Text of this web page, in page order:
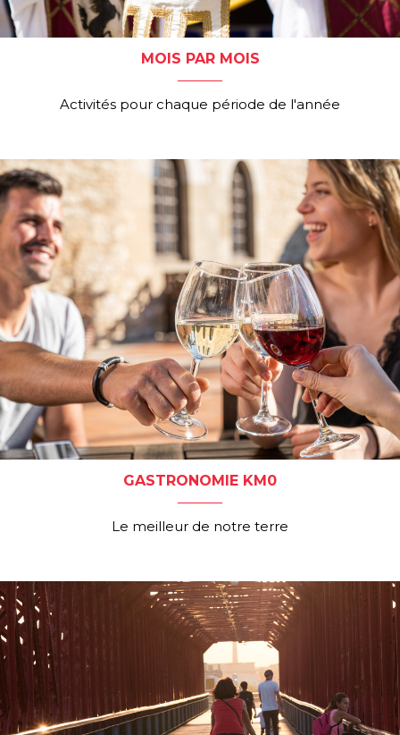
MOIS PAR MOIS
Activités pour chaque période de l'année
GASTRONOMIE KM0
Le meilleur de notre terre